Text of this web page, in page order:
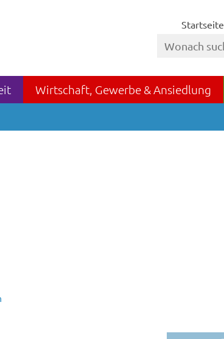
Startseite
Wirtschaft, Gewerbe & Ansiedlung